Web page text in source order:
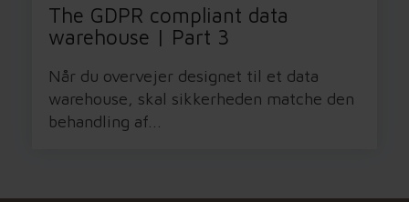
The GDPR compliant data
warehouse | Part 3
Når du overvejer designet til et data
warehouse, skal sikkerheden matche den
behandling af...